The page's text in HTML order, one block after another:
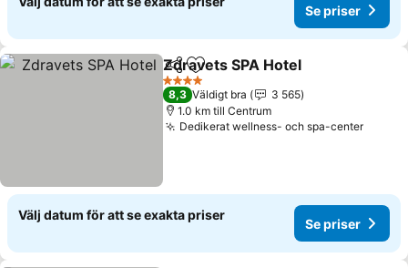
Se priser
Dela Lägg till i Mina Favoriter
Zdravets SPA Hotel
4 Stjärnor
8,3 Väldigt bra
3 565
1.0 km till Centrum
Dedikerat wellness- och spa-centerSe
Välj datum för att se exakta priser
Se priser